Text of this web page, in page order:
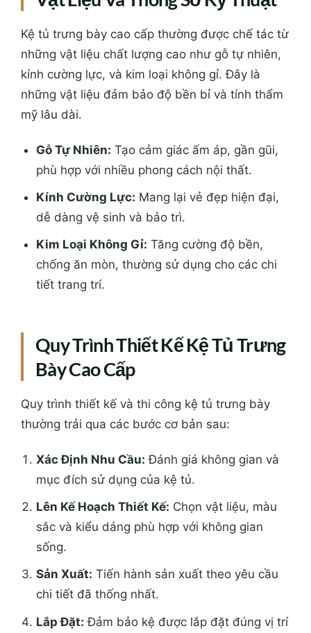
Kệ tủ trưng bày cao cấp thường được chế tác từ
những vật liệu chất lượng cao như gỗ tự nhiên,
kính cường lực, và kim loại không gỉ. Đây là
những vật liệu đảm bảo độ bền bỉ và tính thẩm
mỹ lâu dài.
Gỗ Tự Nhiên: Tạo cảm giác ấm áp, gần gũi,
phù hợp với nhiều phong cách nội thất.
Kính Cường Lực: Mang lại vẻ đẹp hiện đại,
dễ dàng vệ sinh và bảo trì.
Kim Loại Không Gỉ: Tăng cường độ bền,
chống ăn mòn, thường sử dụng cho các chi
tiết trang trí.
Quy Trình Thiết Kế Kệ Tủ Trưng
Bày Cao Cấp
Quy trình thiết kế và thi công kệ tủ trưng bày
thường trải qua các bước cơ bản sau:
Xác Định Nhu Cầu: Đánh giá không gian và
mục đích sử dụng của kệ tủ.
Lên Kế Hoạch Thiết Kế: Chọn vật liệu, màu
sắc và kiểu dáng phù hợp với không gian
sống.
Sản Xuất: Tiến hành sản xuất theo yêu cầu
chi tiết đã thống nhất.
Lắp Đặt: Đảm bảo kệ được lắp đặt đúng vị trí